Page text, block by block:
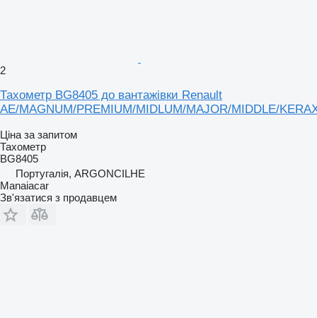
2
Тахометр BG8405 до вантажівки Renault
AE/MAGNUM/PREMIUM/MIDLUM/MAJOR/MIDDLE/
Ціна за запитом
Тахометр
BG8405
Португалія, ARGONCILHE
Manaiacar
Зв'язатися з продавцем